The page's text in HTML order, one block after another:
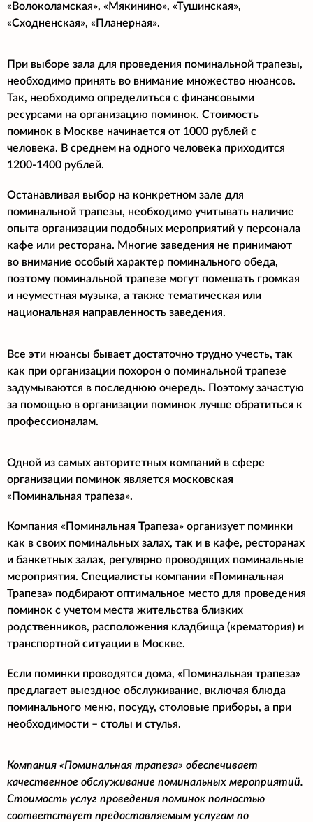
«Волоколамская», «Мякинино», «Тушинская»,
«Сходненская», «Планерная».
При выборе зала для проведения поминальной трапезы,
необходимо принять во внимание множество нюансов.
Так, необходимо определиться с финансовыми
ресурсами на организацию поминок. Стоимость
поминок в Москве начинается от 1000 рублей с
человека. В среднем на одного человека приходится
1200-1400 рублей.
Останавливая выбор на конкретном зале для
поминальной трапезы, необходимо учитывать наличие
опыта организации подобных мероприятий у персонала
кафе или ресторана. Многие заведения не принимают
во внимание особый характер поминального обеда,
поэтому поминальной трапезе могут помешать громкая
и неуместная музыка, а также тематическая или
национальная направленность заведения.
Все эти нюансы бывает достаточно трудно учесть, так
как при организации похорон о поминальной трапезе
задумываются в последнюю очередь. Поэтому зачастую
за помощью в организации поминок лучше обратиться к
профессионалам.
Одной из самых авторитетных компаний в сфере
организации поминок является московская
«Поминальная трапеза».
Компания «Поминальная Трапеза» организует поминки
как в своих поминальных залах, так и в кафе, ресторанах
и банкетных залах, регулярно проводящих поминальные
мероприятия. Специалисты компании «Поминальная
Трапеза» подбирают оптимальное место для проведения
поминок с учетом места жительства близких
родственников, расположения кладбища (крематория) и
транспортной ситуации в Москве.
Если поминки проводятся дома, «Поминальная трапеза»
предлагает выездное обслуживание, включая блюда
поминального меню, посуду, столовые приборы, а при
необходимости – столы и стулья.
Компания «Поминальная трапеза» обеспечивает
качественное обслуживание поминальных мероприятий.
Стоимость услуг проведения поминок полностью
соответствует предоставляемым услугам по